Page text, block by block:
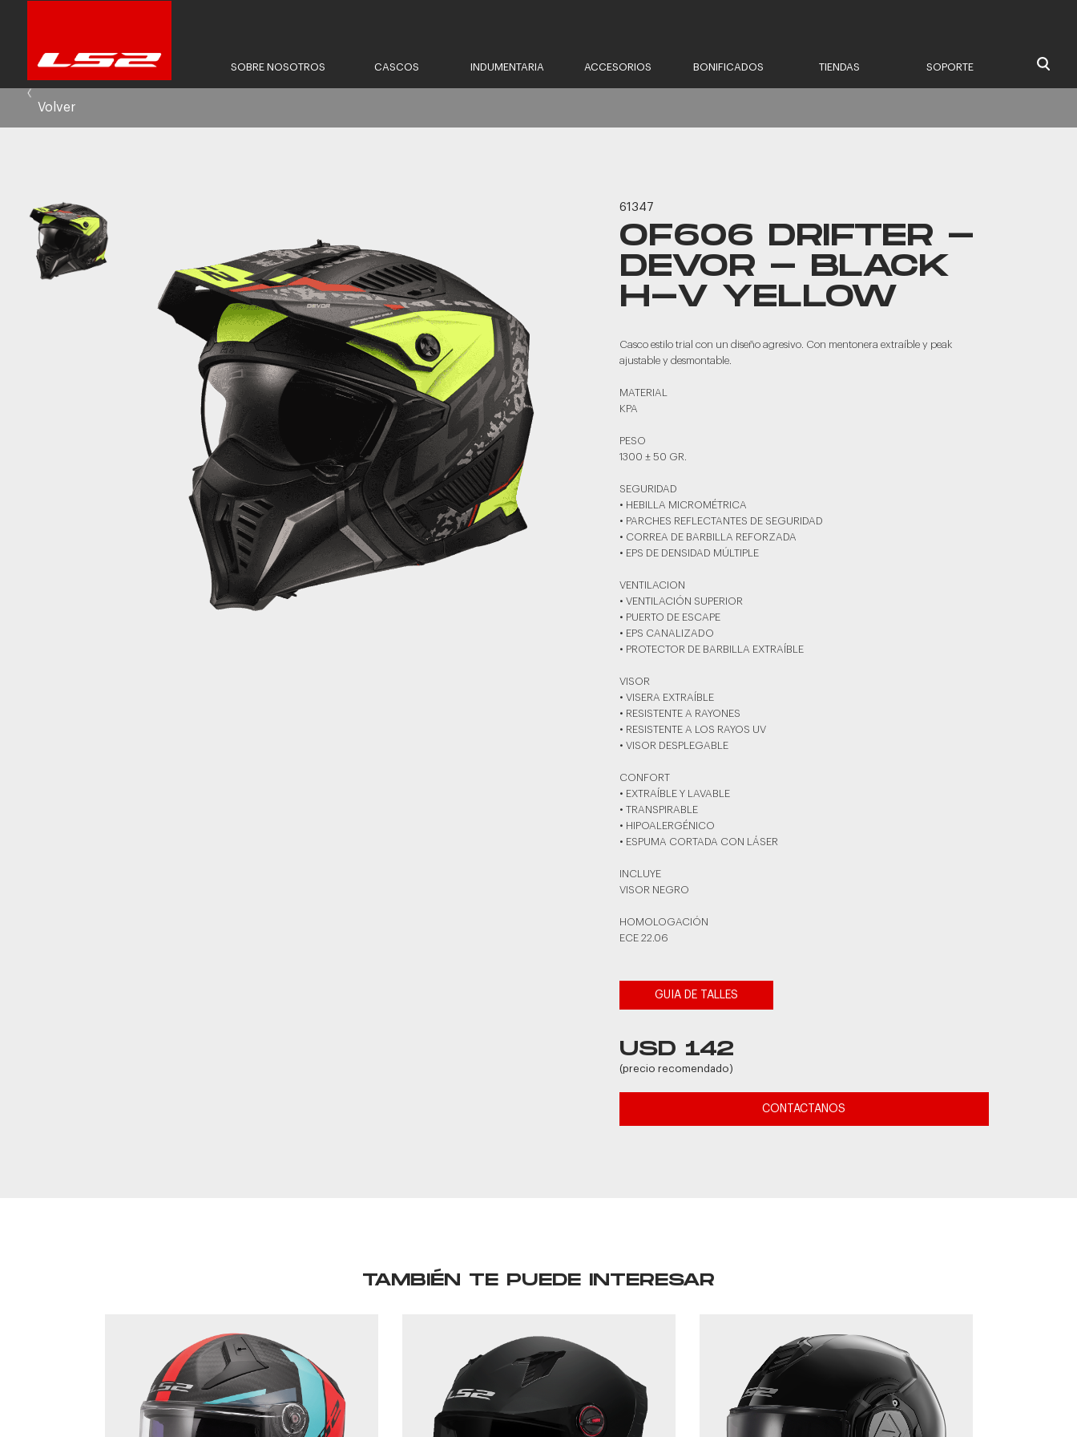
SOBRE NOSOTROS CASCOS INDUMENTARIA ACCESORIOS BONIFICADOS TIENDAS SOPORTE
Volver
61347
OF606 DRIFTER -
DEVOR - BLACK
H-V YELLOW
Casco estilo trial con un diseño agresivo. Con mentonera extraíble y peak
ajustable y desmontable.
MATERIAL
KPA
PESO
1300 ± 50 GR.
SEGURIDAD
• HEBILLA MICROMÉTRICA
• PARCHES REFLECTANTES DE SEGURIDAD
• CORREA DE BARBILLA REFORZADA
• EPS DE DENSIDAD MÚLTIPLE
VENTILACION
• VENTILACIÓN SUPERIOR
• PUERTO DE ESCAPE
• EPS CANALIZADO
• PROTECTOR DE BARBILLA EXTRAÍBLE
VISOR
• VISERA EXTRAÍBLE
• RESISTENTE A RAYONES
• RESISTENTE A LOS RAYOS UV
• VISOR DESPLEGABLE
CONFORT
• EXTRAÍBLE Y LAVABLE
• TRANSPIRABLE
• HIPOALERGÉNICO
• ESPUMA CORTADA CON LÁSER
INCLUYE
VISOR NEGRO
HOMOLOGACIÓN
ECE 22.06
GUIA DE TALLES
USD 142
(precio recomendado)
CONTACTANOS
TAMBIÉN TE PUEDE INTERESAR